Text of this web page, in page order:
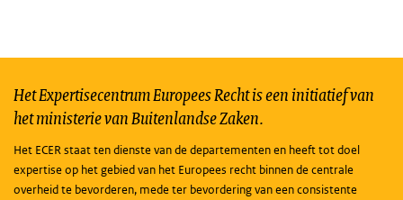
Het Expertisecentrum Europees Recht is een initiatief van
het ministerie van Buitenlandse Zaken.
Het ECER staat ten dienste van de departementen en heeft tot doel
expertise op het gebied van het Europees recht binnen de centrale
overheid te bevorderen, mede ter bevordering van een consistente